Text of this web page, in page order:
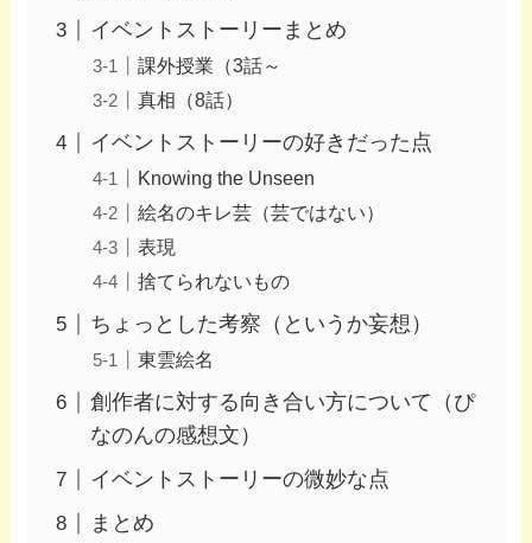
イベントストーリーまとめ
課外授業（3話～
真相（8話）
イベントストーリーの好きだった点
Knowing the Unseen
絵名のキレ芸（芸ではない）
表現
捨てられないもの
ちょっとした考察（というか妄想）
東雲絵名
創作者に対する向き合い方について（ぴ
なのんの感想文）
イベントストーリーの微妙な点
まとめ